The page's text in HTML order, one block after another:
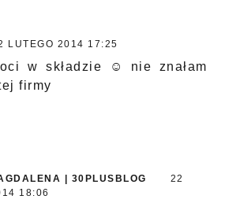
LUTEGO 2014 17:25
w składzie ☺ nie znałam
firmy
| 30PLUSBLOG
22
18:06